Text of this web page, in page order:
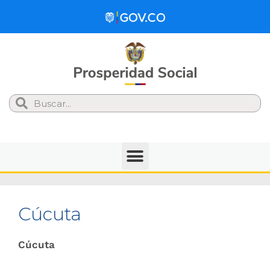
Search
Cúcuta
Cúcuta